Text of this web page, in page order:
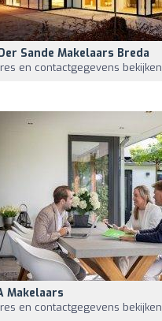
Sande Makelaars Breda
en contactgegevens bekijken
Makelaars
en contactgegevens bekijken